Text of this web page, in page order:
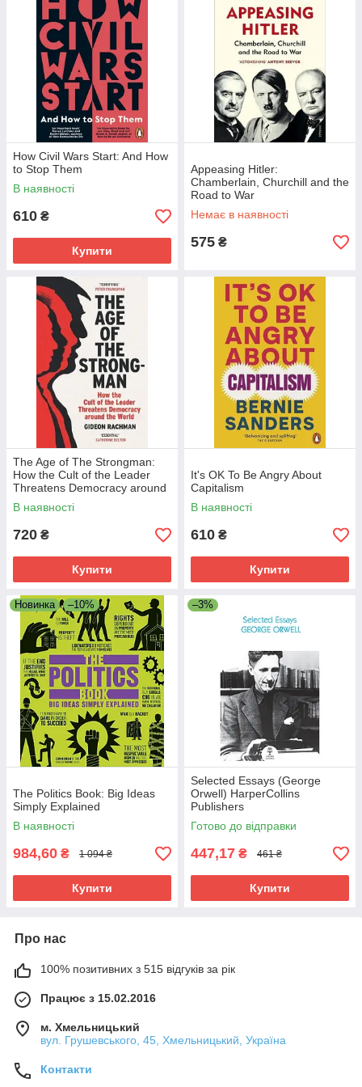
How Civil Wars Start: And How
to Stop Them
В наявності
610 ₴
Купити
Appeasing Hitler:
Chamberlain, Churchill and the
Road to War
Немає в наявності
575 ₴
The Age of The Strongman:
How the Cult of the Leader
Threatens Democracy around
the World
В наявності
720 ₴
Купити
It's OK To Be Angry About
Capitalism
В наявності
610 ₴
Купити
Новинка –10%
The Politics Book: Big Ideas
Simply Explained
В наявності
984,60 ₴ 1 094 ₴
Купити
–3%
Selected Essays (George
Orwell) HarperCollins
Publishers
Готово до відправки
447,17 ₴ 461 ₴
Купити
Про нас
100% позитивних з 515 відгуків за рік
Працює з 15.02.2016
м. Хмельницький
вул. Грушевського, 45, Хмельницький, Україна
Контакти